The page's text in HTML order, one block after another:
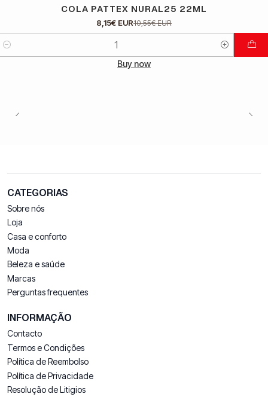
COLA PATTEX NURAL25 22ML
8,15€ EUR10,55€ EUR
Buy now
CATEGORIAS
Sobre nós
Loja
Casa e conforto
Moda
Beleza e saúde
Marcas
Perguntas frequentes
INFORMAÇÃO
Contacto
Termos e Condições
Política de Reembolso
Política de Privacidade
Resolução de Litigios